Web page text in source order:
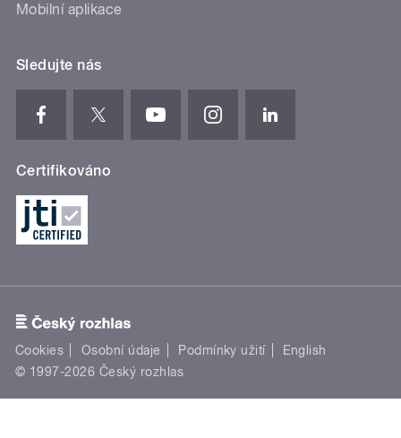
Mobilní aplikace
Sledujte nás
Certifikováno
Cookies Osobní údaje Podmínky užití
English
© 1997-2026 Český rozhlas